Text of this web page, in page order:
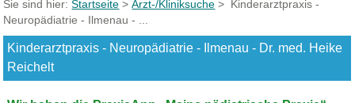
Sie sind hier:Startseite >Arzt-/Kliniksuche > Kinderarztpraxis -
Neuropädiatrie - Ilmenau - ...
Kinderarztpraxis - Neuropädiatrie - Ilmenau - Dr. med. Heike
Reichelt